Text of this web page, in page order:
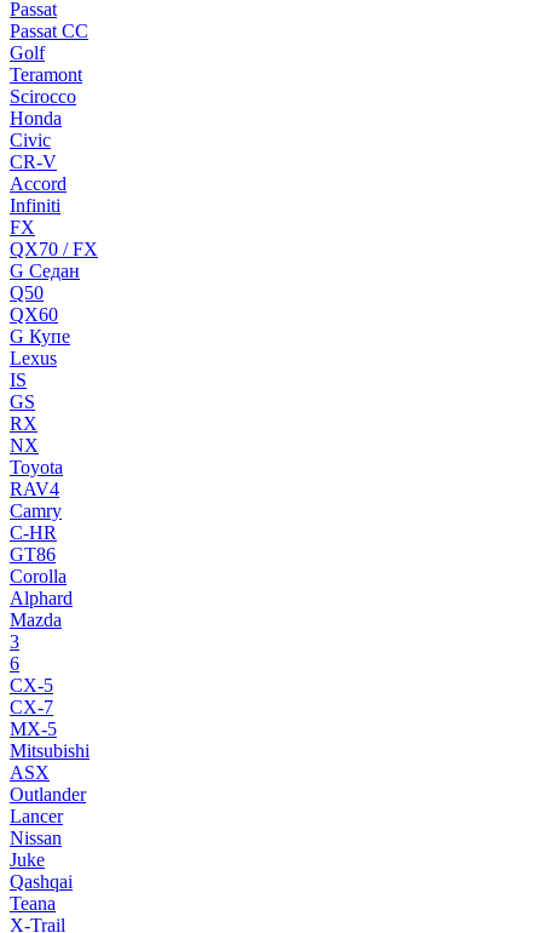
Passat
Passat CC
Golf
Teramont
Scirocco
Honda
Civic
CR-V
Accord
Infiniti
FX
QX70 / FX
G Cедан
Q50
QX60
G Купе
Lexus
IS
GS
RX
NX
Toyota
RAV4
Camry
C-HR
GT86
Corolla
Alphard
Mazda
3
6
CX-5
CX-7
MX-5
Mitsubishi
ASX
Outlander
Lancer
Nissan
Juke
Qashqai
Teana
X-Trail